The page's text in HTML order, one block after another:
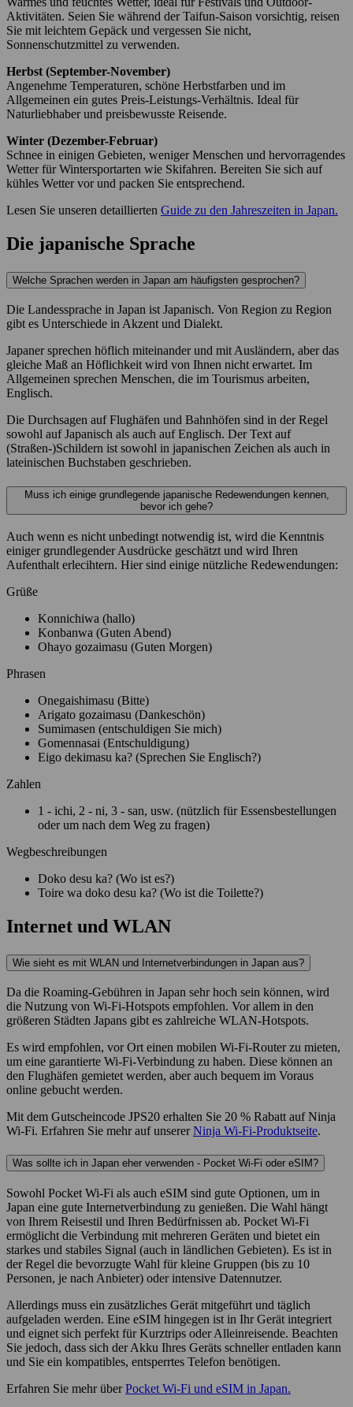
Aktivitäten. Seien Sie während der Taifun-Saison vorsichtig, reisen
Sie mit leichtem Gepäck und vergessen Sie nicht,
Sonnenschutzmittel zu verwenden.
Herbst (September-November)
Angenehme Temperaturen, schöne Herbstfarben und im
Allgemeinen ein gutes Preis-Leistungs-Verhältnis. Ideal für
Naturliebhaber und preisbewusste Reisende.
Winter (Dezember-Februar)
Schnee in einigen Gebieten, weniger Menschen und hervorragendes
Wetter für Wintersportarten wie Skifahren. Bereiten Sie sich auf
kühles Wetter vor und packen Sie entsprechend.
Lesen Sie unseren detaillierten Guide zu den Jahreszeiten in Japan.
Die japanische Sprache
Welche Sprachen werden in Japan am häufigsten gesprochen?
Die Landessprache in Japan ist Japanisch. Von Region zu Region
gibt es Unterschiede in Akzent und Dialekt.
Japaner sprechen höflich miteinander und mit Ausländern, aber das
gleiche Maß an Höflichkeit wird von Ihnen nicht erwartet. Im
Allgemeinen sprechen Menschen, die im Tourismus arbeiten,
Englisch.
Die Durchsagen auf Flughäfen und Bahnhöfen sind in der Regel
sowohl auf Japanisch als auch auf Englisch. Der Text auf
(Straßen-)Schildern ist sowohl in japanischen Zeichen als auch in
lateinischen Buchstaben geschrieben.
Muss ich einige grundlegende japanische Redewendungen kennen,
bevor ich gehe?
Auch wenn es nicht unbedingt notwendig ist, wird die Kenntnis
einiger grundlegender Ausdrücke geschätzt und wird Ihren
Aufenthalt erlecihtern. Hier sind einige nützliche Redewendungen:
Grüße
Konnichiwa (hallo)
Konbanwa (Guten Abend)
Ohayo gozaimasu (Guten Morgen)
Phrasen
Onegaishimasu (Bitte)
Arigato gozaimasu (Dankeschön)
Sumimasen (entschuldigen Sie mich)
Gomennasai (Entschuldigung)
Eigo dekimasu ka? (Sprechen Sie Englisch?)
Zahlen
1 - ichi, 2 - ni, 3 - san, usw. (nützlich für Essensbestellungen
oder um nach dem Weg zu fragen)
Wegbeschreibungen
Doko desu ka? (Wo ist es?)
Toire wa doko desu ka? (Wo ist die Toilette?)
Internet und WLAN
Wie sieht es mit WLAN und Internetverbindungen in Japan aus?
Da die Roaming-Gebühren in Japan sehr hoch sein können, wird
die Nutzung von Wi-Fi-Hotspots empfohlen. Vor allem in den
größeren Städten Japans gibt es zahlreiche WLAN-Hotspots.
Es wird empfohlen, vor Ort einen mobilen Wi-Fi-Router zu mieten,
um eine garantierte Wi-Fi-Verbindung zu haben. Diese können an
den Flughäfen gemietet werden, aber auch bequem im Voraus
online gebucht werden.
Mit dem Gutscheincode JPS20 erhalten Sie 20 % Rabatt auf Ninja
Wi-Fi. Erfahren Sie mehr auf unsererNinja Wi-Fi-Produktseite.
Was sollte ich in Japan eher verwenden - Pocket Wi-Fi oder eSIM?
Sowohl Pocket Wi-Fi als auch eSIM sind gute Optionen, um in
Japan eine gute Internetverbindung zu genießen. Die Wahl hängt
von Ihrem Reisestil und Ihren Bedürfnissen ab. Pocket Wi-Fi
ermöglicht die Verbindung mit mehreren Geräten und bietet ein
starkes und stabiles Signal (auch in ländlichen Gebieten). Es ist in
der Regel die bevorzugte Wahl für kleine Gruppen (bis zu 10
Personen, je nach Anbieter) oder intensive Datennutzer.
Allerdings muss ein zusätzliches Gerät mitgeführt und täglich
aufgeladen werden. Eine eSIM hingegen ist in Ihr Gerät integriert
und eignet sich perfekt für Kurztrips oder Alleinreisende. Beachten
Sie jedoch, dass sich der Akku Ihres Geräts schneller entladen kann
und Sie ein kompatibles, entsperrtes Telefon benötigen.
Erfahren Sie mehr überPocket Wi-Fi und eSIM in Japan.